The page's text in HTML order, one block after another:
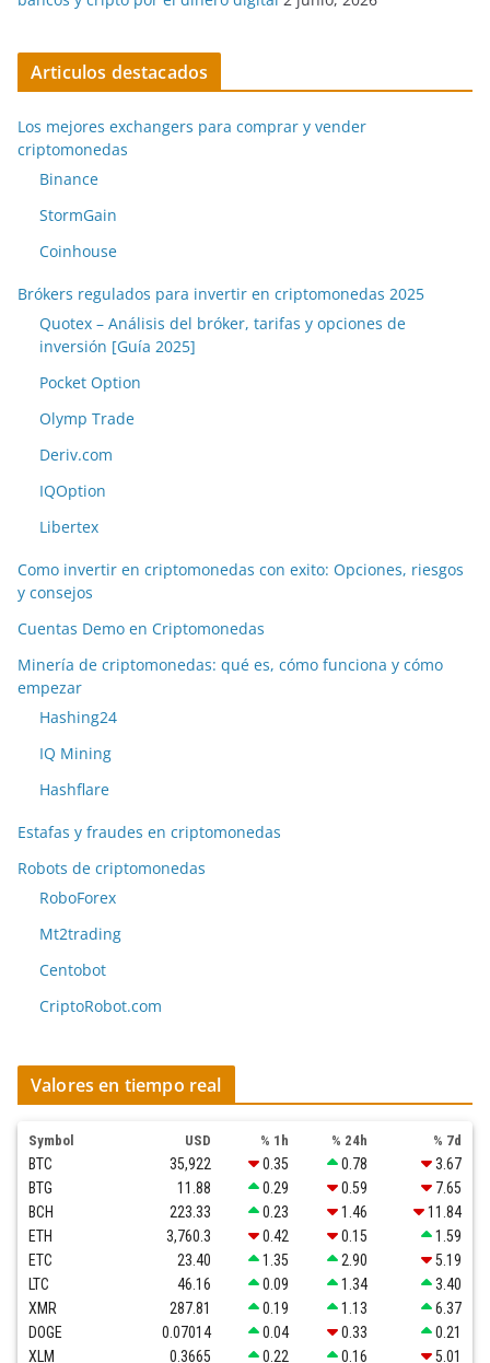
Articulos destacados
Los mejores exchangers para comprar y vender
criptomonedas
Binance
StormGain
Coinhouse
Brókers regulados para invertir en criptomonedas 2025
Quotex – Análisis del bróker, tarifas y opciones de
inversión [Guía 2025]
Pocket Option
Olymp Trade
Deriv.com
IQOption
Libertex
Como invertir en criptomonedas con exito: Opciones, riesgos
y consejos
Cuentas Demo en Criptomonedas
Minería de criptomonedas: qué es, cómo funciona y cómo
empezar
Hashing24
IQ Mining
Hashflare
Estafas y fraudes en criptomonedas
Robots de criptomonedas
RoboForex
Mt2trading
Centobot
CriptoRobot.com
Valores en tiempo real
Symbol USD % 1h % 24h % 7d
BTC 35,922 0.35 0.78
3.67
BTG
11.88 0.29 0.59
7.65
BCH
223.33 0.23 1.46
11.84
ETH
3,760.3 0.42 0.15
1.59
ETC
23.40 1.35 2.90
5.19
LTC
46.16 0.09 1.34
3.40
XMR
287.81 0.19 1.13
6.37
DOGE
0.07014 0.04 0.33
0.21
XLM
0.3665 0.22 0.16
5.01